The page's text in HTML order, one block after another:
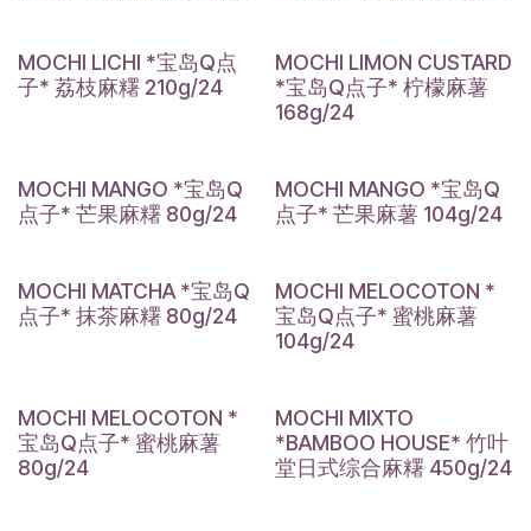
MOCHI LICHI *宝岛Q点
子* 荔枝麻糬 210g/24
MOCHI LIMON CUSTARD
*宝岛Q点子* 柠檬麻薯
168g/24
MOCHI MANGO *宝岛Q
点子* 芒果麻糬 80g/24
MOCHI MANGO *宝岛Q
点子* 芒果麻薯 104g/24
MOCHI MATCHA *宝岛Q
点子* 抹茶麻糬 80g/24
MOCHI MELOCOTON *
宝岛Q点子* 蜜桃麻薯
104g/24
MOCHI MELOCOTON *
宝岛Q点子* 蜜桃麻薯
80g/24
MOCHI MIXTO
*BAMBOO HOUSE* 竹叶
堂日式综合麻糬 450g/24